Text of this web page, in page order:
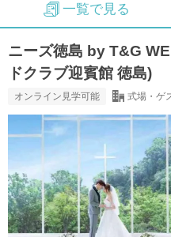
一覧で見る
ニーズ徳島 by T&G
ドクラブ迎賓館 徳島)
オンライン見学可能 式場・ゲ